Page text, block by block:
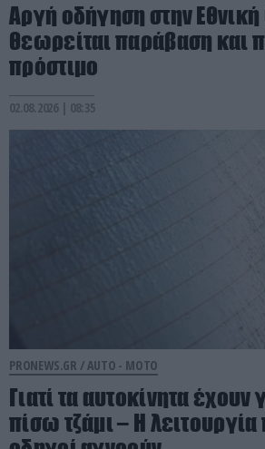
Αργή οδήγηση στην
θεωρείται παράβαση και
πρόστιμο
02.08.2026 | 08:35
PRONEWS.GR / AUTO - MOTO
Γιατί τα αυτοκίνητα έχουν
πίσω τζάμι – Η